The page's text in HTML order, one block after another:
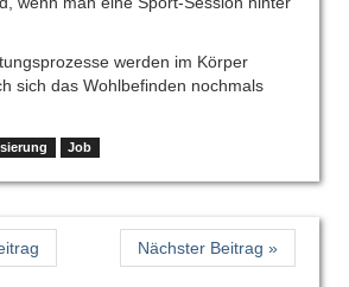
werden im Körper
sich das Wohlbefinden nochmals
Job
Nächster Beitrag »